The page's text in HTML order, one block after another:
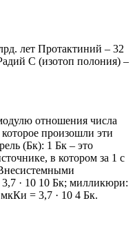
лет Протактиний – 32
С (изотоп полония) –
отношения числа
произошли эти
(Бк): 1 Бк – это
в котором за 1 с
· 10 10 Бк; милликюри:
= 3,7 · 10 4 Бк.